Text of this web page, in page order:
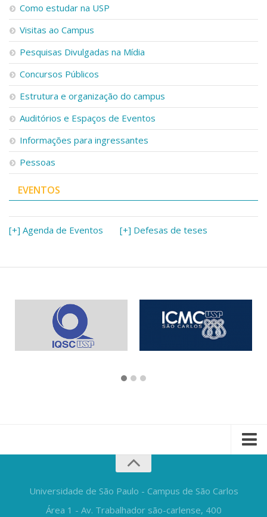
Como estudar na USP
Visitas ao Campus
Pesquisas Divulgadas na Mídia
Concursos Públicos
Estrutura e organização do campus
Auditórios e Espaços de Eventos
Informações para ingressantes
Pessoas
EVENTOS
[+] Agenda de Eventos [+] Defesas de teses
Universidade de São Paulo - Campus de São Carlos
Área 1 - Av. Trabalhador são-carlense, 400